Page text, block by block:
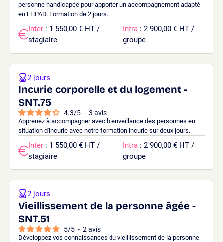
personne handicapée pour apporter un accompagnement adapté
en EHPAD. Formation de 2 jours.
Inter : 1 550,00 € HT /
stagiaire
Intra : 2 900,00 € HT /
groupe
Incurie corporelle et du logement -
SNT.75
4.3/5 - 3 avis
Apprenez à accompagner avec bienveillance des personnes en
situation d'incurie avec notre formation incurie sur deux jours.
2 jours
Inter : 1 550,00 € HT /
stagiaire
Intra : 2 900,00 € HT /
groupe
Vieillissement de la personne âgée -
SNT.51
5/5 - 2 avis
Développez vos connaissances du vieillissement de la personne
2 jours